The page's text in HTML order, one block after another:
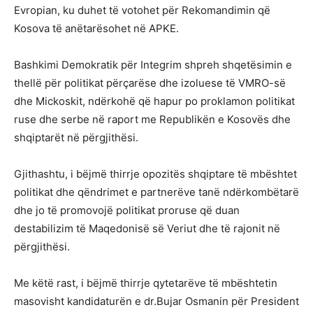
Evropian, ku duhet të votohet për Rekomandimin që
Kosova të anëtarësohet në APKE.
Bashkimi Demokratik për Integrim shpreh shqetësimin e
thellë për politikat përçarëse dhe izoluese të VMRO-së
dhe Mickoskit, ndërkohë që hapur po proklamon politikat
ruse dhe serbe në raport me Republikën e Kosovës dhe
shqiptarët në përgjithësi.
Gjithashtu, i bëjmë thirrje opozitës shqiptare të mbështet
politikat dhe qëndrimet e partnerëve tanë ndërkombëtarë
dhe jo të promovojë politikat proruse që duan
destabilizim të Maqedonisë së Veriut dhe të rajonit në
përgjithësi.
Me këtë rast, i bëjmë thirrje qytetarëve të mbështetin
masovisht kandidaturën e dr.Bujar Osmanin për President